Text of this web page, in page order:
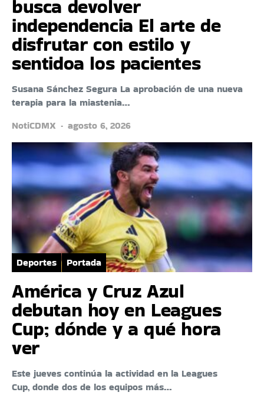
busca devolver
independencia El arte de
disfrutar con estilo y
sentidoa los pacientes
Susana Sánchez Segura La aprobación de una nueva
terapia para la miastenia…
NotiCDMX
agosto 6, 2026
Deportes Portada
América y Cruz Azul
debutan hoy en Leagues
Cup; dónde y a qué hora
ver
Este jueves continúa la actividad en la Leagues
Cup, donde dos de los equipos más…